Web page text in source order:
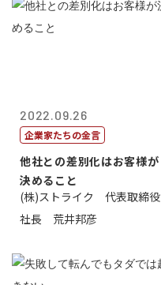
2022.09.26
企業家たちの金言
他社との差別化はお客様が
決めること
(株)ストライク 代表取締役
社長 荒井邦彦